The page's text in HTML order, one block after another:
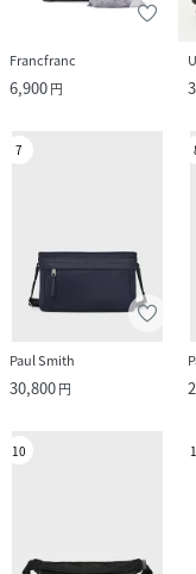
Francfranc
6,900円
7
Paul Smith
30,800円
10